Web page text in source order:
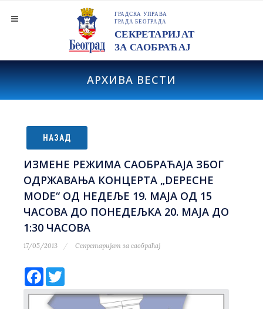
АРХИВА ВЕСТИ
НАЗАД
ИЗМЕНЕ РЕЖИМА САОБРАЋАЈА ЗБОГ
ОДРЖАВАЊА КОНЦЕРТА „DEPECHE
MODE“ ОД НЕДЕЉЕ 19. МАЈА ОД 15
ЧАСОВА ДО ПОНЕДЕЉКА 20. МАЈА ДО
1:30 ЧАСОВА
17/05/2013 Секретаријат за саобраћај
Facebook